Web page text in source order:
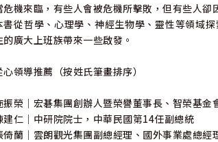
危機來臨，有些人會被危機所擊敗，但有些人卻
書從哲學、心理學、神經生物學、靈性等領域
的廣大上班族帶來一些啟發。
心領導推薦（按姓氏筆畫排序）
振榮｜宏碁集團創辦人暨榮譽董事長、智榮基金
建仁｜中研院院士，中華民國第14任副總統
倚蘭｜雲朗觀光集團副總經理、國外事業處總經